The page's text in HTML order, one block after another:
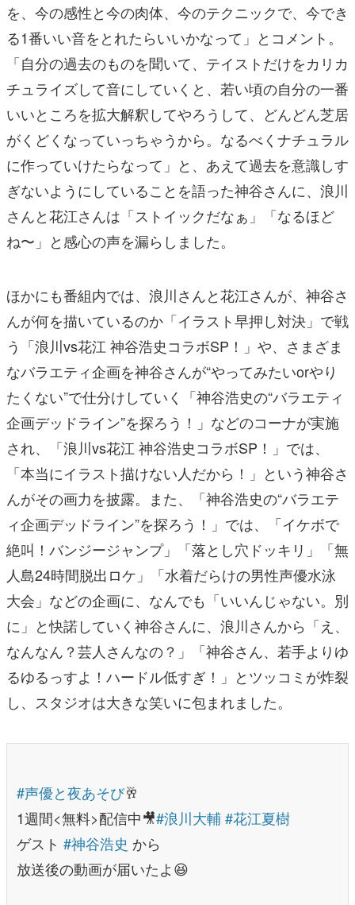
を、今の感性と今の肉体、今のテクニックで、今でき
る1番いい音をとれたらいいかなって」とコメント。
「自分の過去のものを聞いて、テイストだけをカリカ
チュライズして音にしていくと、若い頃の自分の一番
いいところを拡大解釈してやろうして、どんどん芝居
がくどくなっていっちゃうから。なるべくナチュラル
に作っていけたらなって」と、あえて過去を意識しす
ぎないようにしていることを語った神谷さんに、浪川
さんと花江さんは「ストイックだなぁ」「なるほど
ね〜」と感心の声を漏らしました。
ほかにも番組内では、浪川さんと花江さんが、神谷さ
んが何を描いているのか「イラスト早押し対決」で戦
う「浪川vs花江 神谷浩史コラボSP！」や、さまざま
なバラエティ企画を神谷さんが“やってみたいorやり
たくない”で仕分けしていく「神谷浩史の“バラエティ
企画デッドライン”を探ろう！」などのコーナが実施
され、「浪川vs花江 神谷浩史コラボSP！」では、
「本当にイラスト描けない人だから！」という神谷さ
んがその画力を披露。また、「神谷浩史の“バラエテ
ィ企画デッドライン”を探ろう！」では、「イケボで
絶叫！バンジージャンプ」「落とし穴ドッキリ」「無
人島24時間脱出ロケ」「水着だらけの男性声優水泳
大会」などの企画に、なんでも「いいんじゃない。別
に」と快諾していく神谷さんに、浪川さんから「え、
なんなん？芸人さんなの？」「神谷さん、若手よりゆ
るゆるっすよ！ハードル低すぎ！」とツッコミが炸裂
し、スタジオは大きな笑いに包まれました。
#声優と夜あそび🥂
1週間<無料>配信中🎥#浪川大輔 #花江夏樹
ゲスト #神谷浩史 から
放送後の動画が届いたよ😆